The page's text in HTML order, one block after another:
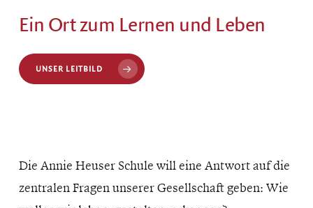
Ein Ort zum Lernen und Leben
UNSER LEITBILD
Die Annie Heuser Schule will eine Antwort auf die
zentralen Fragen unserer Gesellschaft geben: Wie